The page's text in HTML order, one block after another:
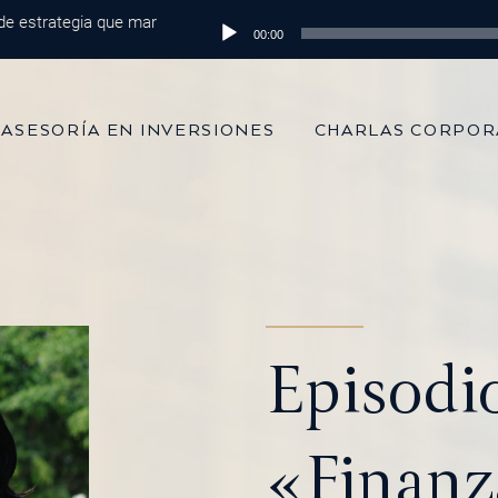
que marca la diferencia Episodio 215: De 100 mil dólares
Reproductor
00:00
ASESORÍA EN INVERSIONES CHARLAS